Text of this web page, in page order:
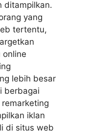
ditampilkan.
yang
tertentu,
online
lebih besar
berbagai
iklan
di situs web